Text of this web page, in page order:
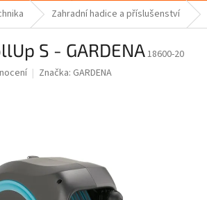
Zahradní hadice a příslušenství
S - GARDENA18600-20
Značka: GARDENA